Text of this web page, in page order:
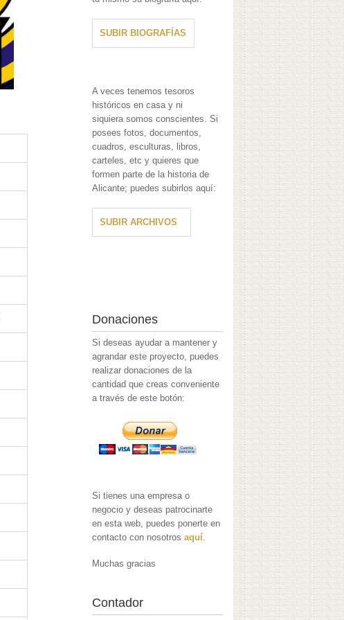
SUBIR BIOGRAFÍAS
A veces tenemos tesoros
históricos en casa y ni
siquiera somos conscientes. Si
posees fotos, documentos,
cuadros, esculturas, libros,
carteles, etc y quieres que
formen parte de la historia de
Alicante; puedes subirlos aquí:
SUBIR ARCHIVOS
Donaciones
Si deseas ayudar a mantener y
agrandar este proyecto, puedes
realizar donaciones de la
cantidad que creas conveniente
a través de este botón:
Si tienes una empresa o
negocio y deseas patrocinarte
en esta web, puedes ponerte en
contacto con nosotrosaquí.
Muchas gracias
Contador